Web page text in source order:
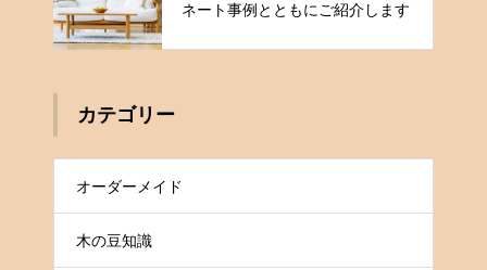
ネート事例とともにご紹介します
カテゴリー
オーダーメイド
木の豆知識